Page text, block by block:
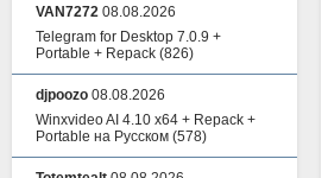
VAN7272 08.08.2026
Telegram for Desktop 7.0.9 +
Portable + Repack (826)
djpoozo 08.08.2026
Winxvideo AI 4.10 x64 + Repack +
Portable на Русском (578)